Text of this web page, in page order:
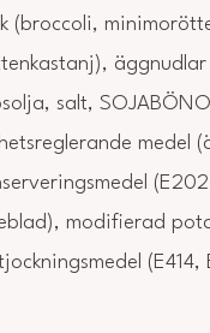
(broccoli,
äggnudlar
salt,
medel
modifierad